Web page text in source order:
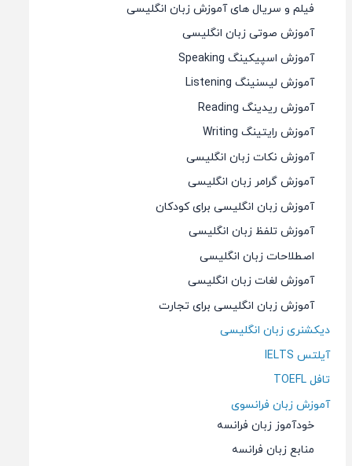
فیلم و سریال های آموزش زبان انگلیسی
آموزش صوتی زبان انگلیسی
آموزش اسپیکینگ Speaking
آموزش لیسنینگ Listening
آموزش ریدینگ Reading
آموزش رایتینگ Writing
آموزش نکات زبان انگلیسی
آموزش گرامر زبان انگلیسی
آموزش زبان انگلیسی برای کودکان
آموزش تلفظ زبان انگلیسی
اصطلاحات زبان انگلیسی
آموزش لغات زبان انگلیسی
آموزش زبان انگلیسی برای تجارت
دیکشنری زبان انگلیسی
آیلتس IELTS
تافل TOEFL
آموزش زبان فرانسوی
خودآموز زبان فرانسه
منابع زبان فرانسه